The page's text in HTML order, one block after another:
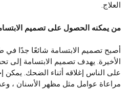
العلاج.
من يمكنه الحصول على تصميم
أصبح تصميم الابتسامة شائعًا جدًا
الأخيرة. يهدف تصميم الابتسامة إلى
على الناس إغلاقه أثناء الضحك. يمكن
مراعاة عوامل مثل مظهر الأسنان ،